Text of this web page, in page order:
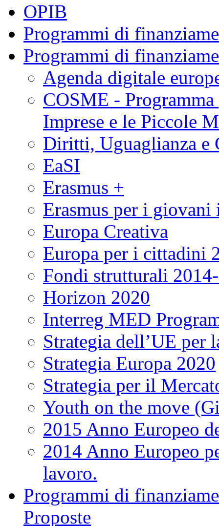
OPIB
Programmi di
Programmi di
Agenda digitale
COSME -
Imprese e le Piccole
Diritti, Uguaglianza e
EaSI
Erasmus +
Erasmus per i
Europa Creativa
Europa per i cittadini
Fondi strutturali
Horizon 2020
Interreg MED
Strategia dell’UE per
Strategia Europa 2020
Strategia per il
Youth on the move
2015 Anno Europeo
2014 Anno Europeo
lavoro.
Programmi di
Proposte